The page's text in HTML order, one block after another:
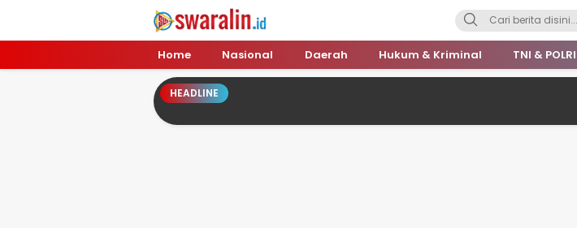
Swara Lin
Independent, Tajam & Profesional
Home Nasional Daerah Hukum & Kriminal TNI & POLRI
HEADLINE